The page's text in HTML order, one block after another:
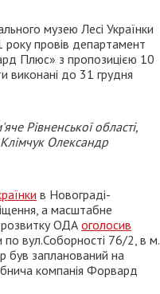
музею Лесі Українки
року провів департамент
Плюс» з пропозицією 10
виконані до 31 грудня
Рівненської області,
Олександр
в Новограді-
а масштабне
розвитку ОДА оголосив
по вул.Соборності 76/2, в м.
був запланований на
компанія Форвард